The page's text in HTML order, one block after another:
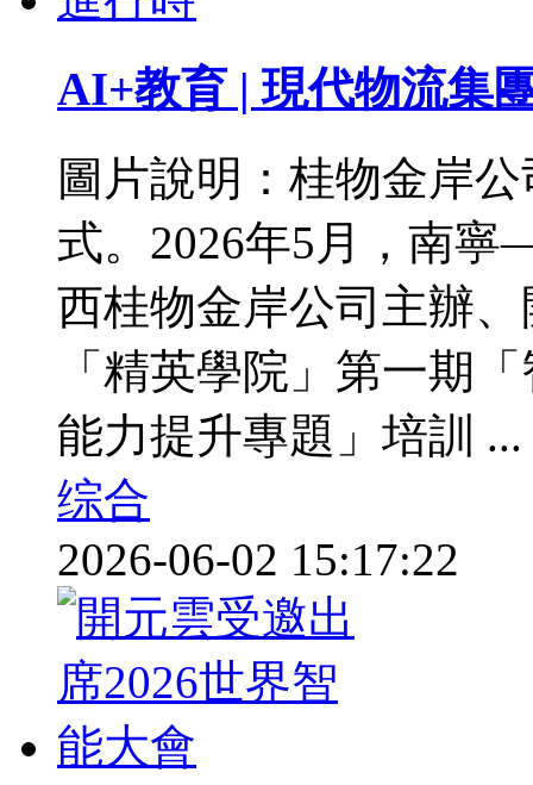
AI+教育 | 現代物流集
圖片說明：桂物金岸
式。2026年5月，南
西桂物金岸公司主辦
「精英學院」第一期
能力提升專題」培訓 ...
综合
2026-06-02 15:17:22